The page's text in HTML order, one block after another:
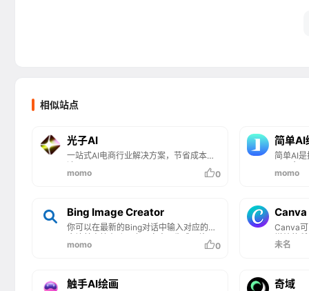
相似站点
光子AI
一站式AI电商行业解决方案，节省成本高
达95%
momo 0
简单AI
简单AI
区平台
多种实
求。简
生成小
等，助
momo
Bing Image Creator
你可以在最新的Bing对话中输入对应的指
令让其直接在聊天上下文中AI生成图片，
也可以访问其独立的网页页面创建图片和
momo 0
Canva
Canva
增效的
未名
触手AI绘画 奇域